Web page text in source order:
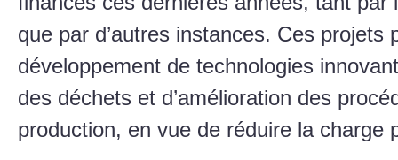
que par d’autres instances. Ces projets
développement de technologies
des déchets et d’amélioration des
production, en vue de réduire la charge